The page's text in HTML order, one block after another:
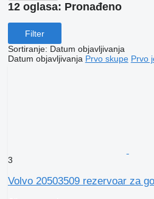
12 oglasa: Pronađeno
Filter
Sortiranje: Datum objavljivanja
Datum objavljivanja Prvo skupe Prvo
3
Volvo 20503509 rezervoar za